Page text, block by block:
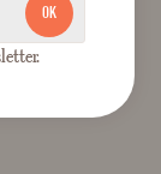
OK